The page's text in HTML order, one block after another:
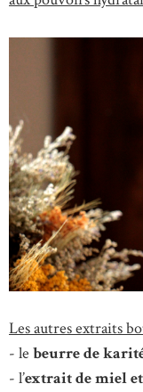
Les autres extraits
- le beurre de
- l’extrait de miel